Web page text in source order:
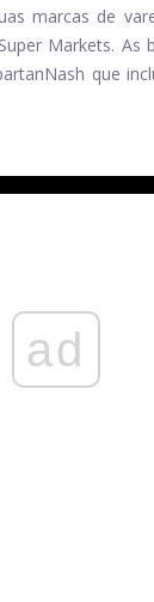
marcas de
Markets.
que
ad